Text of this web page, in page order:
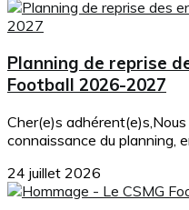
Planning de reprise
Football 2026-2027
Cher(e)s
connaissance du planning,
24 juillet 2026